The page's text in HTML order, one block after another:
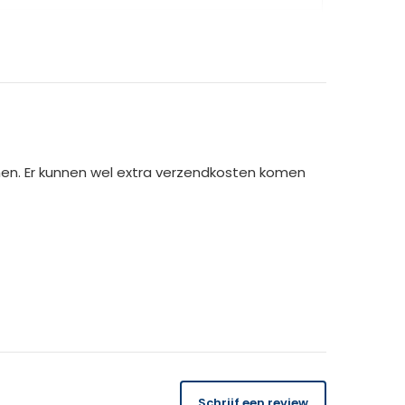
cm
Er kunnen wel extra verzendkosten komen